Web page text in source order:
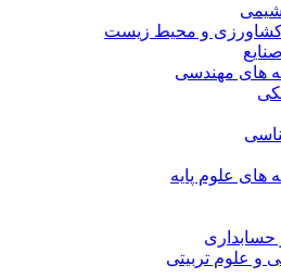
و محیط زیست
مهندسی
علوم پایه
تربیتی